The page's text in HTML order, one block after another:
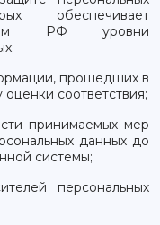
обеспечивает
РФ уровни
прошедших в
соответствия;
принимаемых мер
данных до
системы;
персональных